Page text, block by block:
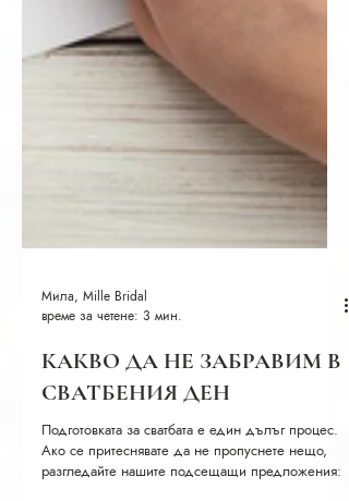
време за четене: 3 мин.
КАКВО ДА НЕ ЗАБРАВИМ В
СВАТБЕНИЯ ДЕН
Подготовката за сватбата е един дълъг процес.